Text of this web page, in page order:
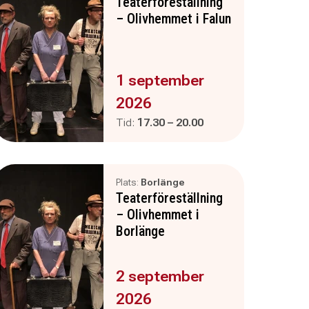
– Olivhemmet i Falun
Evenemanget är :
1 september
2026
Tid: Pågår mellan
17.30– och
20.00
Plats: Borlänge
Teaterföreställning
– Olivhemmet i
Borlänge
Evenemanget är :
2 september
2026